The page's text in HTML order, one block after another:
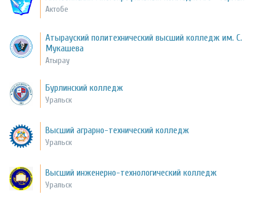
Актобе
Атырауский политехнический высший колледж им. С.
Мукашева
Атырау
Бурлинский колледж
Уральск
Высший аграрно-технический колледж
Уральск
Высший инженерно-технологический колледж
Уральск